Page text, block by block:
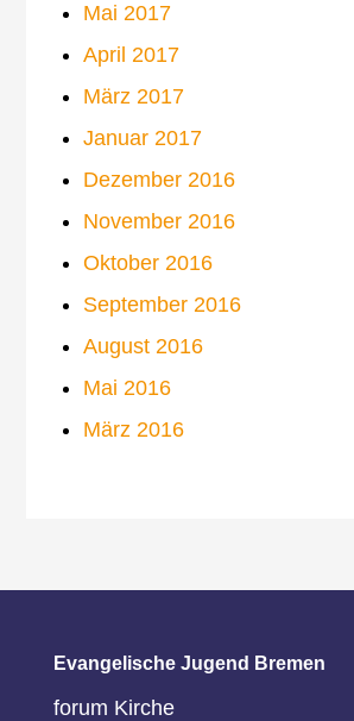
Mai 2017
April 2017
März 2017
Januar 2017
Dezember 2016
November 2016
Oktober 2016
September 2016
August 2016
Mai 2016
März 2016
Evangelische Jugend Bremen
forum Kirche